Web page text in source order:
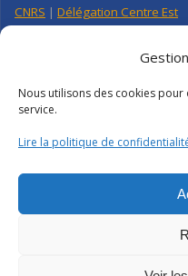
Nous utilisons des cookies
service.
Lire la politique de
CNRS | Délégation Centre Est
Université de Lorraine
CNRS Hebdo Centre-Est
Contact|Plan d’accès
Crédits